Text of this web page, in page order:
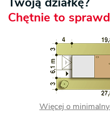
Chętnie to
Więcej o